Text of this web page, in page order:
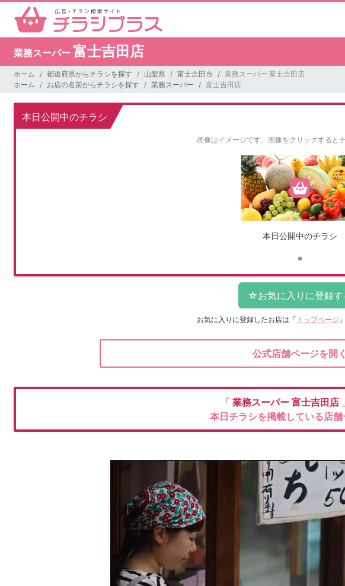
業務スーパー 富士吉田店
ホーム 都道府県からチラシを探す 山梨県 富士吉田市
業務スーパー 富士吉田店
ホーム
お店の名前からチラシを探す 業務スーパー 富士吉田店
本日公開中のチラシ
画像はイメージです。 画像をクリックすると
本日公開中のチラシ
お気に入りに登録したお店は 「 トップページ
公式店舗ページを開く
「 業務スーパー 富士吉田店
本日チラシを掲載している店舗